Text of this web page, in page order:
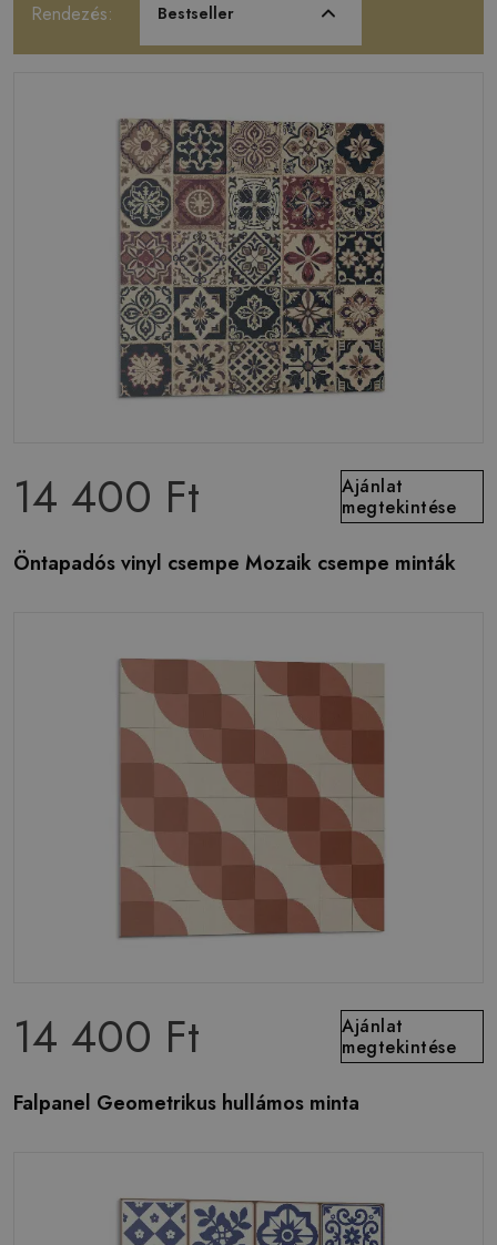
Rendezés:
Bestseller
14 400 Ft
Ajánlat
megtekintése
Öntapadós vinyl csempe Mozaik csempe minták
14 400 Ft
Ajánlat
megtekintése
Falpanel Geometrikus hullámos minta